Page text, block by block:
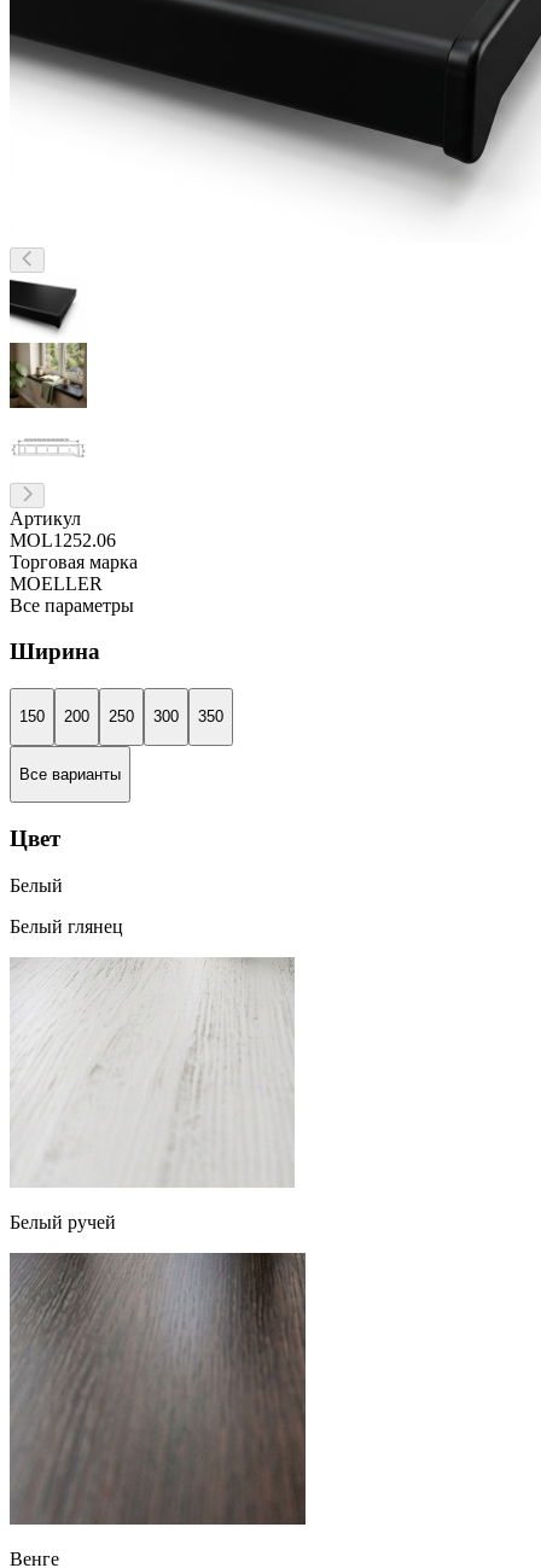
Артикул
MOL1252.06
Торговая марка
MOELLER
Все параметры
Ширина
150 200 250 300 350
Все варианты
Цвет
Белый
Белый глянец
Белый ручей
Венге